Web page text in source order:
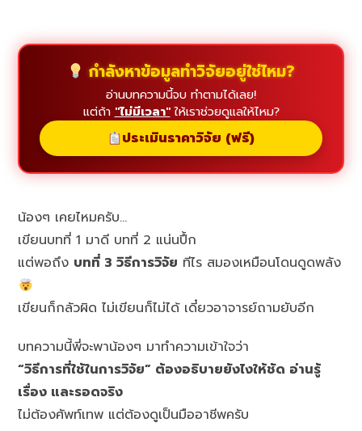
กำลังหาข้อมูลทำวิจัยอยู่ใช่ไหม?
อ่านบทความนี้จบ ทำตามได้เลย!
แต่ถ้า "ไม่มีเวลา"ให้เราช่วยดูแลให้ไหม?
ประเมินราคาวิจัย (ฟรี)
น้องๆ เคยไหมครับ…
เขียนบทที่ 1 มาดี บทที่ 2 แน่นปึ้ก
แต่พอถึง บทที่ 3 วิธีการวิจัย ทีไร สมองเหมือนโดนดูดพลัง
เขียนก็กลัวผิด ไม่เขียนก็ไม่ได้ เดี๋ยวอาจารย์ถามยับอีก
บทความนี้พี่จะพาน้องๆ มาทำความเข้าใจว่า
“วิธีการที่ใช้ในการวิจัย” ต้องอธิบายยังไงให้ชัด อ่านรู้
เรื่อง และรอดจริง
ไม่ต้องศัพท์เทพ แต่ต้องดูเป็นมืออาชีพครับ